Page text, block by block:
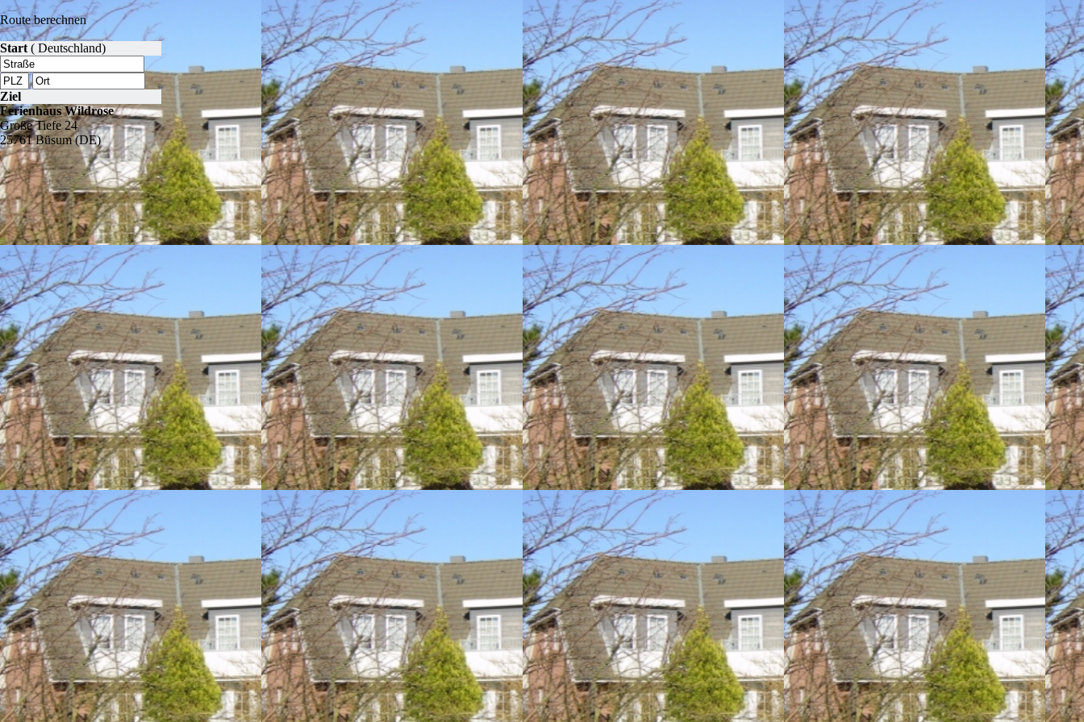
Route berechnen
Start ( Deutschland)
Ziel
Ferienhaus Wildrose
Große Tiefe 24
25761 Büsum (DE)